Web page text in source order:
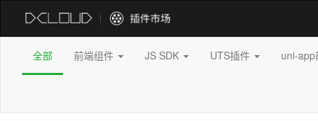
全部 前端组件 JS SDK UTS插件 uni-